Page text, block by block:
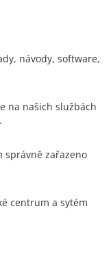
návody, software,
na našich službách
správně zařazeno
centrum a sytém